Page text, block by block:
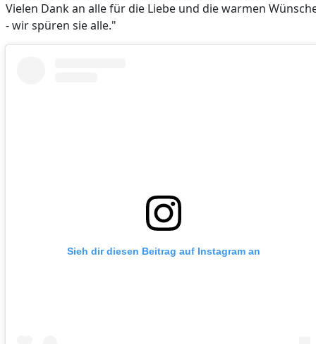
Vielen Dank an alle für die Liebe und die warmen
- wir spüren sie alle."
Sieh dir diesen Beitrag auf Instagram an